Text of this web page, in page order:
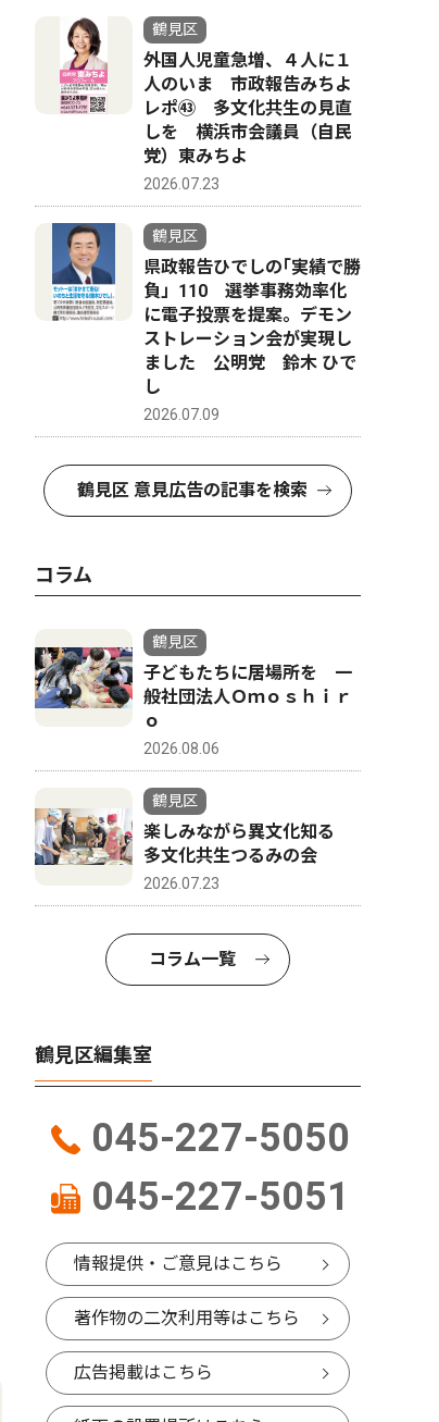
鶴見区
外国人児童急増、４人に１
人のいま 市政報告みちよ
レポ㊸ 多文化共生の見直
しを 横浜市会議員（自民
党）東みちよ
2026.07.23
鶴見区
県政報告ひでしの｢実績で勝
負」110 選挙事務効率化
に電子投票を提案。デモン
ストレーション会が実現し
ました 公明党 鈴木 ひで
し
2026.07.09
鶴見区 意見広告の記事を検索
コラム
鶴見区
子どもたちに居場所を 一
般社団法人Ｏｍｏｓｈｉｒ
ｏ
2026.08.06
鶴見区
楽しみながら異文化知る
多文化共生つるみの会
2026.07.23
コラム一覧
鶴見区編集室
045-227-5050
045-227-5051
情報提供・ご意見はこちら
著作物の二次利用等はこちら
広告掲載はこちら